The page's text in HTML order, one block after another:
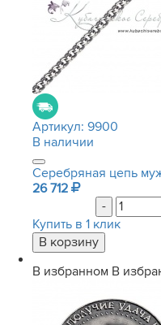
Артикул: 9900
В наличии
Серебряная цепь
26 712
-
Купить в 1 клик
В избранном В